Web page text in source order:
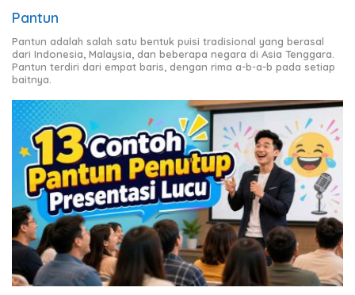
Pantun
Pantun adalah salah satu bentuk puisi tradisional yang berasal
dari Indonesia, Malaysia, dan beberapa negara di Asia Tenggara.
Pantun terdiri dari empat baris, dengan rima a-b-a-b pada setiap
baitnya.